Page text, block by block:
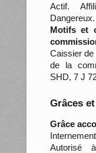
Actif.
Dangereux.
Motifs et
Caissier de
de la
SHD, 7 J
Grâces
Grâce
Autorisé